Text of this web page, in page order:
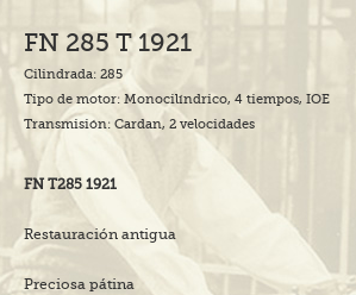
FN 285 T 1921
Cilindrada: 285
Tipo de motor: Monocilíndrico, 4 tiempos, IOE
Transmisión: Cardan, 2 velocidades
FN T285 1921
Restauración antigua
Preciosa pátina